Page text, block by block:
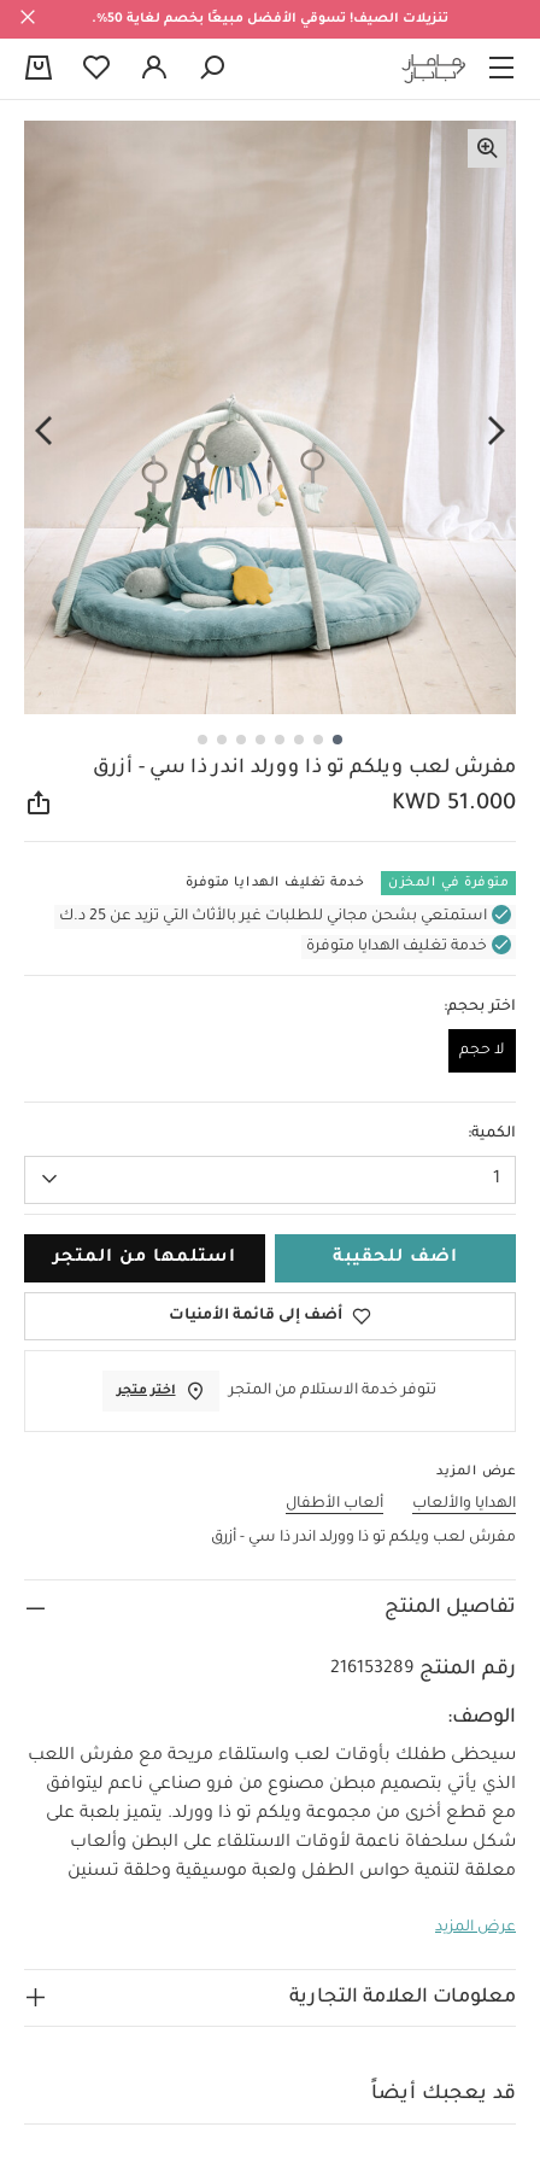
تنزيلات الصيف! تسوقي الأفضل مبيعًا بخصم لغاية 50%.
مفرش لعب ويلكم تو ذا وورلد اندر ذا سي - أزرق
KWD 51.000
متوفرة في المخزن خدمة تغليف الهدايا متوفرة
استمتعي بشحن مجاني للطلبات غير بالأثاث التي تزيد عن 25 د.ك
خدمة تغليف الهدايا متوفرة
اختر بحجم:
لا حجم
الكمية:
1
اضف للحقيبة استلمها من المتجر
أضف إلى قائمة الأمنيات
تتوفر خدمة الاستلام من المتجر اختر متجر
عرض المزيد
الهدايا والألعاب
ألعاب الأطفال
مفرش لعب ويلكم تو ذا وورلد اندر ذا سي - أزرق
تفاصيل المنتج
رقم المنتج 216153289
الوصف:
سيحظى طفلك بأوقات لعب واستلقاء مريحة مع مفرش اللعب
الذي يأتي بتصميم مبطن مصنوع من فرو صناعي ناعم ليتوافق
مع قطع أخرى من مجموعة ويلكم تو ذا وورلد. يتميز بلعبة على
شكل سلحفاة ناعمة لأوقات الاستلقاء على البطن وألعاب
معلقة لتنمية حواس الطفل ولعبة موسيقية وحلقة تسنين
المنتج:
وخشخيشة لتنمية حواس طفلك
مفرش للعب والاستلقاء على البطن - يمكن تنظيفها في
عرض المزيد
معلومات العلامة التجارية
قد يعجبك أيضاً